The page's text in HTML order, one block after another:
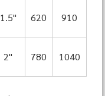
1.5" 620 910
2" 780 1040